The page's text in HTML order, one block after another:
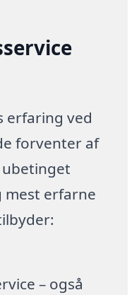
erfaring ved
forventer af
mest erfarne
– også